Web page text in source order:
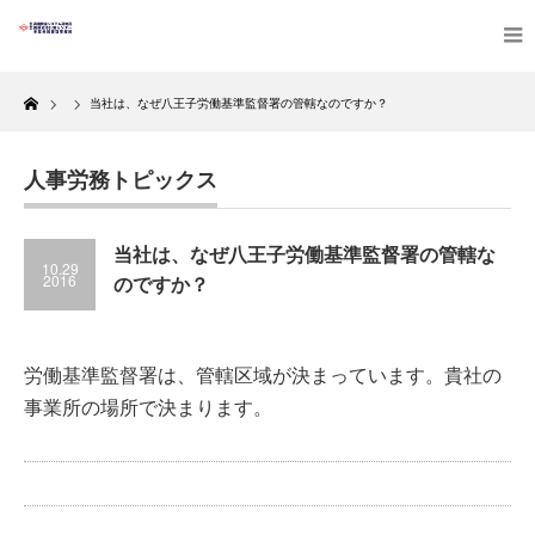
Home
当社は、なぜ八王子労働基準監督署の管轄なのですか？
人事労務トピックス
10.29
2016
当社は、なぜ八王子労働基準監督署の管轄な
のですか？
労働基準監督署は、管轄区域が決まっています。貴社の
事業所の場所で決まります。